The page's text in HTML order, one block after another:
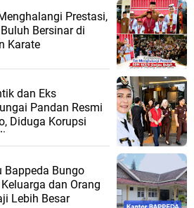
Prestasi,
Bersinar di
Karate
dan Eks
Pandan Resmi
Diduga Korupsi
Bappeda Bungo
dan Orang
Lebih Besar